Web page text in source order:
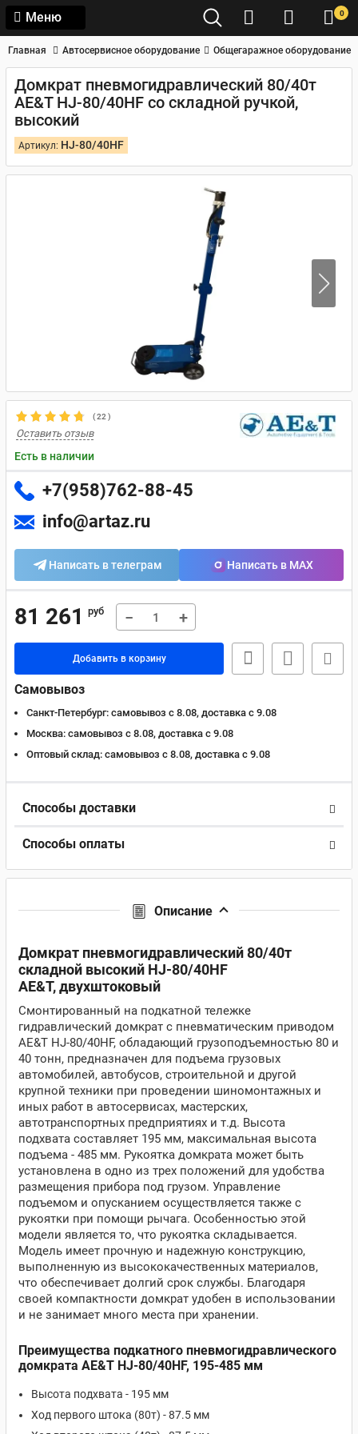
Меню 0
Главная Автосервисное оборудование Общегаражное оборудование
Домкрат пневмогидравлический 80/40т
AE&T HJ-80/40HF со складной ручкой,
высокий
Артикул: HJ-80/40HF
(22 )
Оставить отзыв
Есть в наличии
+7(958)762-88-45
info@artaz.ru
Написать в телеграм Написать в MAX
81 261 руб − +
Добавить в корзину
Самовывоз
Санкт-Петербург: самовывоз с 8.08, доставка c 9.08
Москва: самовывоз с 8.08, доставка c 9.08
Оптовый склад: самовывоз с 8.08, доставка c 9.08
Способы доставки
Способы оплаты
Описание
Домкрат пневмогидравлический 80/40т
складной высокий HJ-80/40HF
AE&T,двухштоковый
Смонтированный на подкатной тележке
гидравлический домкрат с пневматическим приводом
AE&T HJ-80/40HF, обладающий грузоподъемностью 80 и
40 тонн, предназначен для подъема грузовых
автомобилей, автобусов, строительной и другой
крупной техники при проведении шиномонтажных и
иных работ в автосервисах, мастерских,
автотранспортных предприятиях и т.д. Высота
подхвата составляет 195 мм, максимальная высота
подъема - 485 мм. Рукоятка домкрата может быть
установлена в одно из трех положений для удобства
размещения прибора под грузом. Управление
подъемом и опусканием осуществляется также с
рукоятки при помощи рычага. Особенностью этой
модели является то, что рукоятка складывается.
Модель имеет прочную и надежную конструкцию,
выполненную из высококачественных материалов,
что обеспечивает долгий срок службы. Благодаря
своей компактности домкрат удобен в использовании
и не занимает много места при хранении.
Преимущества подкатного пневмогидравлического
домкрата AE&T HJ-80/40HF, 195-485 мм
Высота подхвата - 195 мм
Ход первого штока (80т) - 87.5 мм